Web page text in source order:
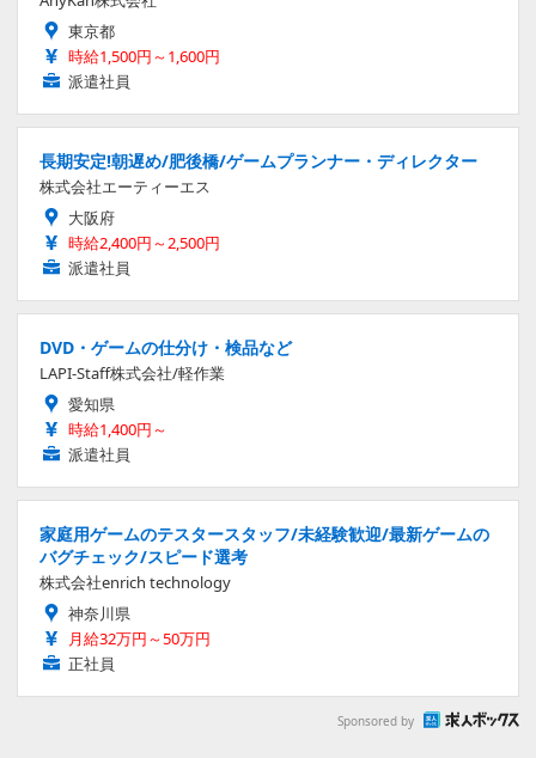
東京都
時給1,500円～1,600円
派遣社員
長期安定!朝遅め/肥後橋/ゲームプランナー・ディレクター
株式会社エーティーエス
大阪府
時給2,400円～2,500円
派遣社員
DVD・ゲームの仕分け・検品など
LAPI-Staff株式会社/軽作業
愛知県
時給1,400円～
派遣社員
家庭用ゲームのテスタースタッフ/未経験歓迎/最新ゲームの
バグチェック/スピード選考
株式会社enrich technology
神奈川県
月給32万円～50万円
正社員
Sponsored by